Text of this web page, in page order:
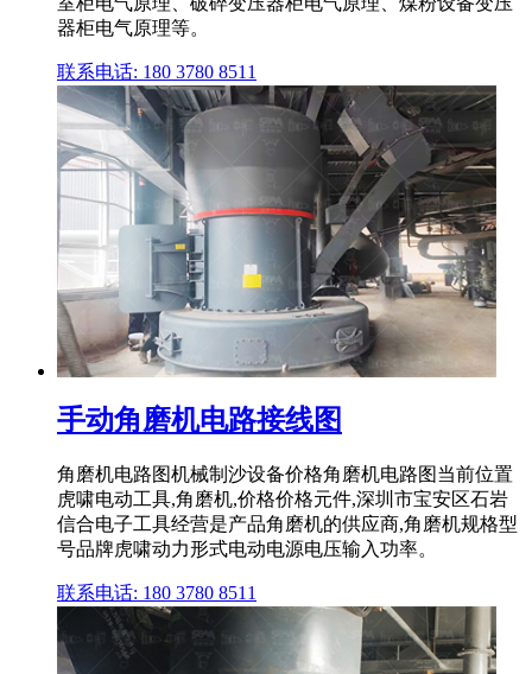
器柜电气原理等。
联系电话: 180 3780 8511
手动角磨机电路接线图
角磨机电路图机械制沙设备价格角磨机电路图当前位置
虎啸电动工具,角磨机,价格价格元件,深圳市宝安区石岩
信合电子工具经营是产品角磨机的供应商,角磨机规格型
号品牌虎啸动力形式电动电源电压输入功率。
联系电话: 180 3780 8511